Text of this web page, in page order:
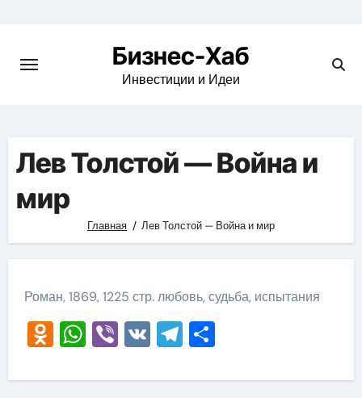
content
Бизнес-Хаб
Инвестиции и Идеи
Лев Толстой — Война и
мир
Главная Лев Толстой — Война и мир
Роман, 1869, 1225 стр. любовь, судьба, испытания
Odnoklassniki
WhatsApp
Viber
VKTelegram
Отправить